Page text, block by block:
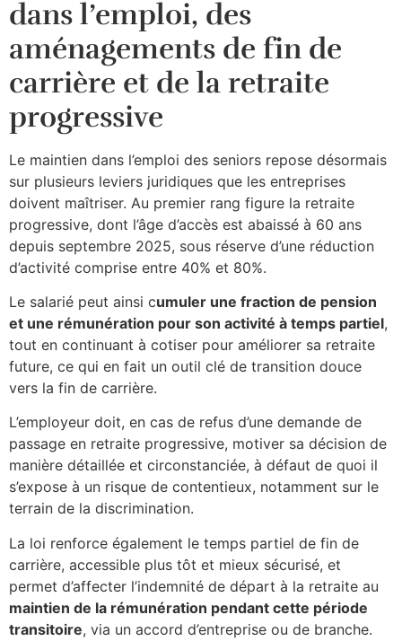
dans l’emploi, des
aménagements de fin de
carrière et de la retraite
progressive
Le maintien dans l’emploi des seniors repose désormais
sur plusieurs leviers juridiques que les entreprises
doivent maîtriser. Au premier rang figure la retraite
progressive, dont l’âge d’accès est abaissé à 60 ans
depuis septembre 2025, sous réserve d’une réduction
d’activité comprise entre 40% et 80%.​
Le salarié peut ainsi cumuler une fraction de pension
et une rémunération pour son activité à temps partiel,
tout en continuant à cotiser pour améliorer sa retraite
future, ce qui en fait un outil clé de transition douce
vers la fin de carrière.
L’employeur doit, en cas de refus d’une demande de
passage en retraite progressive, motiver sa décision de
manière détaillée et circonstanciée, à défaut de quoi il
s’expose à un risque de contentieux, notamment sur le
terrain de la discrimination.​
La loi renforce également le temps partiel de fin de
carrière, accessible plus tôt et mieux sécurisé, et
permet d’affecter l’indemnité de départ à la retraite au
maintien de la rémunération pendant cette période
transitoire, via un accord d’entreprise ou de branche.